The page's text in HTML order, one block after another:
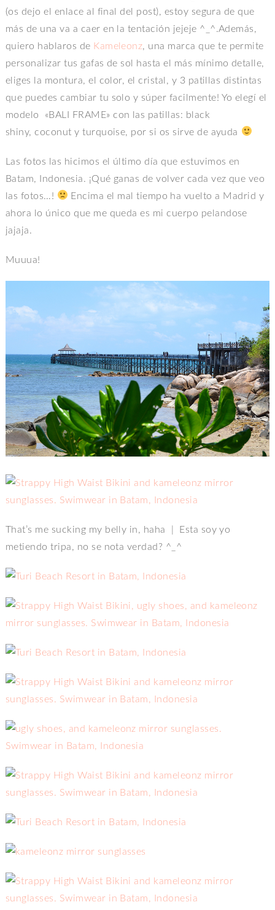
(os dejo el enlace al final del post), estoy segura de que
más de una va a caer en la tentación jejeje ^_^.Además,
quiero hablaros de Kameleonz, una marca que te permite
personalizar tus gafas de sol hasta el más mínimo detalle,
eliges la montura, el color, el cristal, y 3 patillas distintas
que puedes cambiar tu solo y súper facilmente! Yo elegí el
modelo «BALI FRAME» con las patillas: black
shiny, coconut y turquoise, por si os sirve de ayuda
Las fotos las hicimos el último día que estuvimos en
Batam, Indonesia. ¡Qué ganas de volver cada vez que veo
las fotos…!
Encima el mal tiempo ha vuelto a Madrid y
ahora lo único que me queda es mi cuerpo pelandose
jajaja.
Muuua!
That’s me sucking my belly in, haha | Esta soy yo
metiendo tripa, no se nota verdad? ^_^